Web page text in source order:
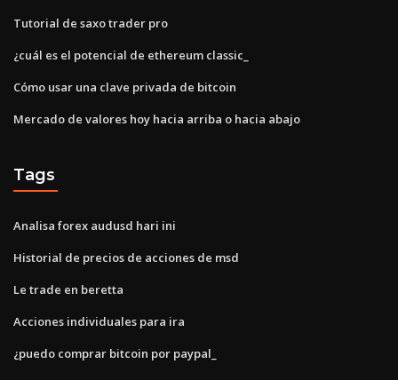
Tutorial de saxo trader pro
¿cuál es el potencial de ethereum classic_
Cómo usar una clave privada de bitcoin
Mercado de valores hoy hacia arriba o hacia abajo
Tags
Analisa forex audusd hari ini
Historial de precios de acciones de msd
Le trade en beretta
Acciones individuales para ira
¿puedo comprar bitcoin por paypal_